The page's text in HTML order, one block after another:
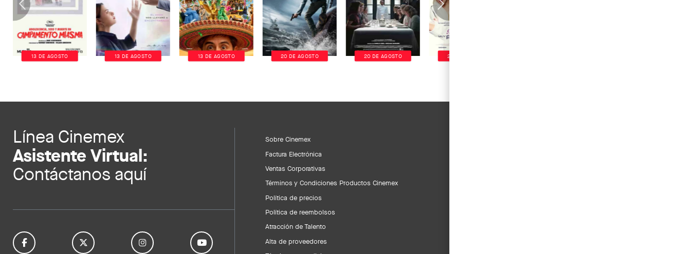
13 DE AGOSTO 13 DE AGOSTO 13 DE AGOSTO 20 DE AGOSTO 20 DE AGOSTO 20 DE AGOSTO
Línea Cinemex
Asistente Virtual:
Contáctanos aquí
Sobre Cinemex
Factura Electrónica
Ventas Corporativas
Términos y Condiciones Productos Cinemex
Política de precios
Política de reembolsos
Atracción de Talento
Alta de proveedores